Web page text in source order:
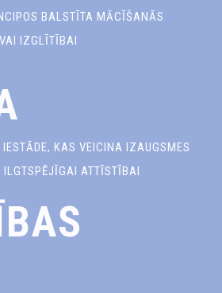
BALSTĪTA MĀCĪŠANĀS
IZGLĪTĪBAI
KAS VEICINA IZAUGSMES
ILGTSPĒJĪGAI ATTĪSTĪBAI